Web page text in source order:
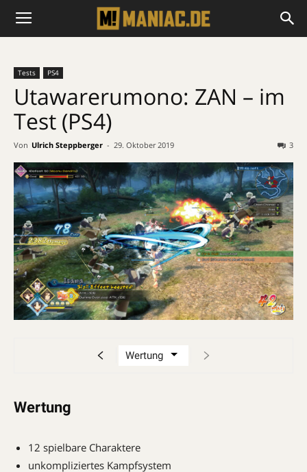
Tests PS4
Utawarerumono: ZAN – im
Test (PS4)
Von Ulrich Steppberger - 29. Oktober 2019 3
Wertung
12 spielbare Charaktere
unkompliziertes Kampfsystem